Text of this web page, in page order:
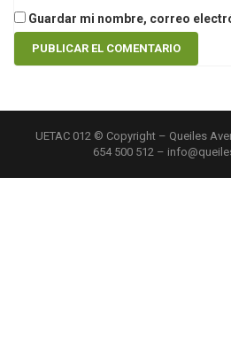
Guardar mi nombre, correo
UETAC 012 © Copyright – Queiles
654 500 512 –